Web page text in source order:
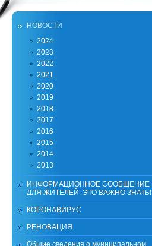
НОВОСТИ
2024
2023
2022
2021
2020
2019
2018
2017
2016
2015
2014
2013
ИНФОРМАЦИОННОЕ СООБЩЕНИЕ
ДЛЯ ЖИТЕЛЕЙ. ЭТО ВАЖНО ЗНАТЬ!
КОРОНАВИРУС
РЕНОВАЦИЯ
Общие сведения о муниципальном